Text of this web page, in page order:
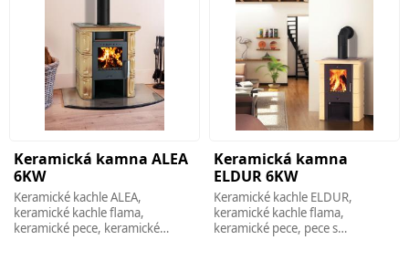
Keramická kamna ALEA
6KW
Keramické kachle ALEA,
keramické kachle flama,
keramické pece, keramické
Keramická kamna
ELDUR 6KW
Keramické kachle ELDUR,
keramické kachle flama,
keramické pece, pece s